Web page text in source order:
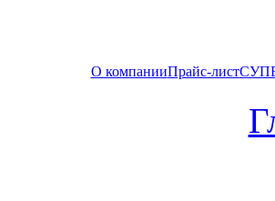
О компанииПрайс-лист